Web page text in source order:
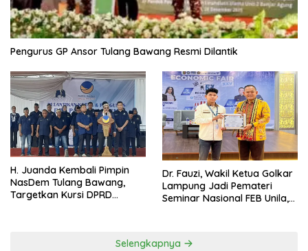
Pengurus GP Ansor Tulang Bawang Resmi Dilantik
H. Juanda Kembali Pimpin
NasDem Tulang Bawang,
Targetkan Kursi DPRD
Dr. Fauzi, Wakil Ketua Golkar
Lampung Jadi Pemateri
Seminar Nasional FEB Unila,
Selengkapnya